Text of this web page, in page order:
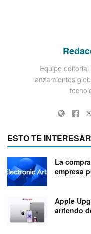
Equipo
lanzamientos
ESTO TE
La
empresa
Apple
arriendo